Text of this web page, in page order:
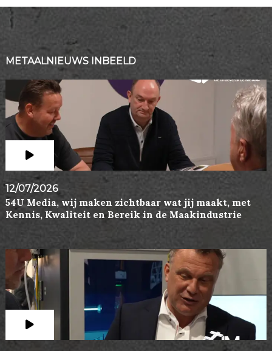
METAALNIEUWS INBEELD
12/07/2026
54U Media, wij maken zichtbaar wat jij maakt, met
Kennis, Kwaliteit en Bereik in de Maakindustrie